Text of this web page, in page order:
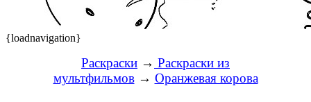
{loadnavigation}
Раскраски → Раскраски из
мультфильмов→ Оранжевая корова